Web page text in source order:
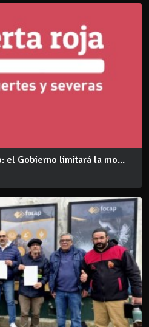
el Gobierno limitará la mo...